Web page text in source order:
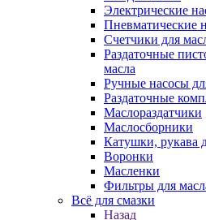
Электрические
Пневматические
Счетчики для
Раздаточные
масла
Ручные насосы
Раздаточные
Маслораздатчики
Маслосборники
Катушки, рукава
Воронки
Масленки
Фильтры для
Всё для смазки
Назад